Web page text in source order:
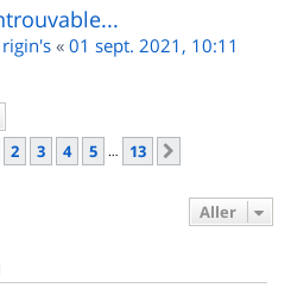
rigin's « 01 sept. 2021, 10:11
1sur
2 3 4 5 … 13
Aller